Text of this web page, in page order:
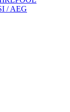
/ AEG